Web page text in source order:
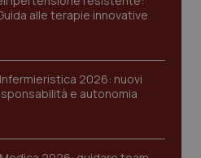
alle terapie innovative
2026: nuovi
e autonomia